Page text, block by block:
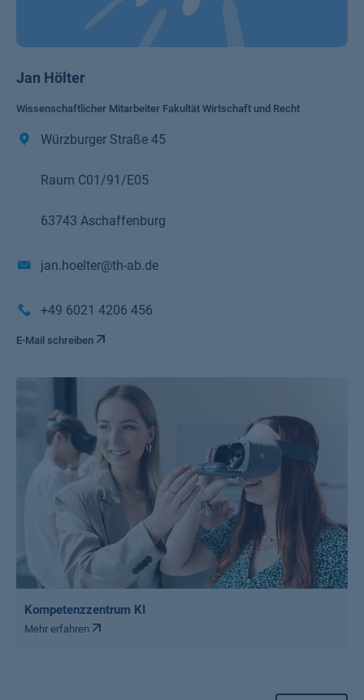
Jan Hölter
Wissenschaftlicher Mitarbeiter Fakultät Wirtschaft und Recht
Würzburger Straße 45
Raum C01/91/E05
63743 Aschaffenburg
jan.hoelter@th-ab.de
+49 6021 4206 456
E-Mail schreiben
Kompetenzzentrum KI
Mehr erfahren